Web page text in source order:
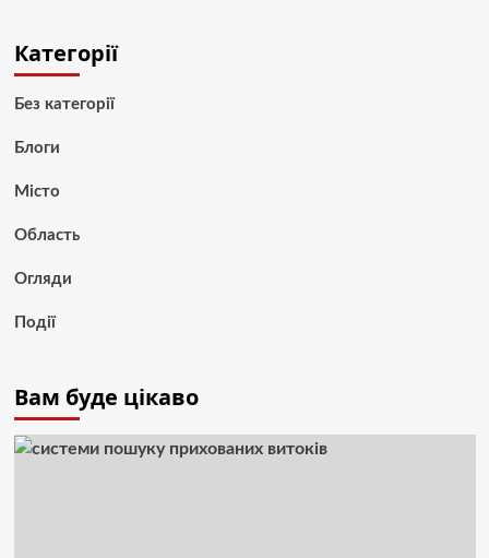
Категорії
Без категорії
Блоги
Місто
Область
Огляди
Події
Вам буде цікаво